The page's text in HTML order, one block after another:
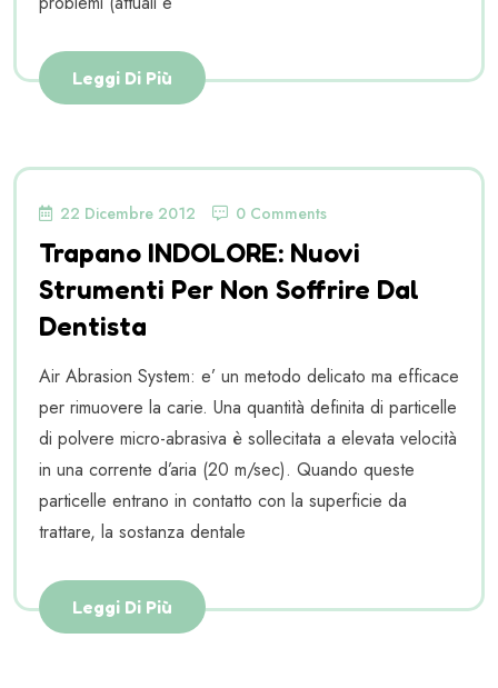
Leggi Di Più
22 Dicembre 2012 0 Comments
Trapano INDOLORE: Nuovi
Strumenti Per Non Soffrire Dal
Dentista
Air Abrasion System: e’ un metodo delicato ma efficace
per rimuovere la carie. Una quantità definita di particelle
di polvere micro-abrasiva è sollecitata a elevata velocità
in una corrente d’aria (20 m/sec). Quando queste
particelle entrano in contatto con la superficie da
trattare, la sostanza dentale
Leggi Di Più